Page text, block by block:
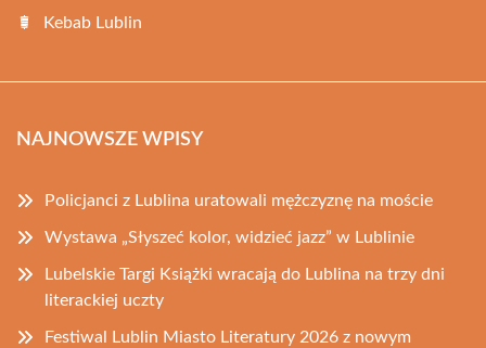
Kebab Lublin
NAJNOWSZE WPISY
Policjanci z Lublina uratowali mężczyznę na moście
Wystawa „Słyszeć kolor, widzieć jazz” w Lublinie
Lubelskie Targi Książki wracają do Lublina na trzy dni
literackiej uczty
Festiwal Lublin Miasto Literatury 2026 z nowym